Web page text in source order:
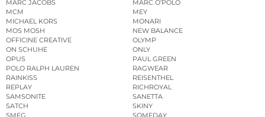
MARC JACOBS
MARC O’POLO
MCM
MEY
MICHAEL KORS
MONARI
MOS MOSH
NEW BALANCE
OFFICINE CREATIVE
OLYMP
ON SCHUHE
ONLY
OPUS
PAUL GREEN
POLO RALPH LAUREN
RAGWEAR
RAINKISS
REISENTHEL
REPLAY
RICHROYAL
SAMSONITE
SANETTA
SATCH
SKINY
SMEG
SOMEDAY